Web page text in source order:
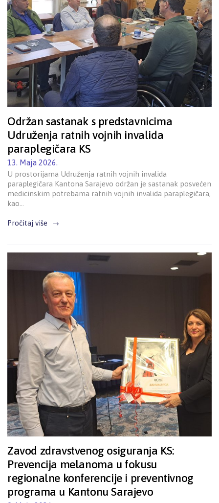
Održan sastanak s predstavnicima
Udruženja ratnih vojnih invalida
paraplegičara KS
13. Maja 2026.
U prostorijama Udruženja ratnih vojnih invalida
paraplegičara Kantona Sarajevo održan je sastanak posvećen
medicinskim potrebama ratnih vojnih invalida paraplegičara,
kao…
Pročitaj više
Zavod zdravstvenog osiguranja KS:
Prevencija melanoma u fokusu
regionalne konferencije i preventivnog
programa u Kantonu Sarajevo